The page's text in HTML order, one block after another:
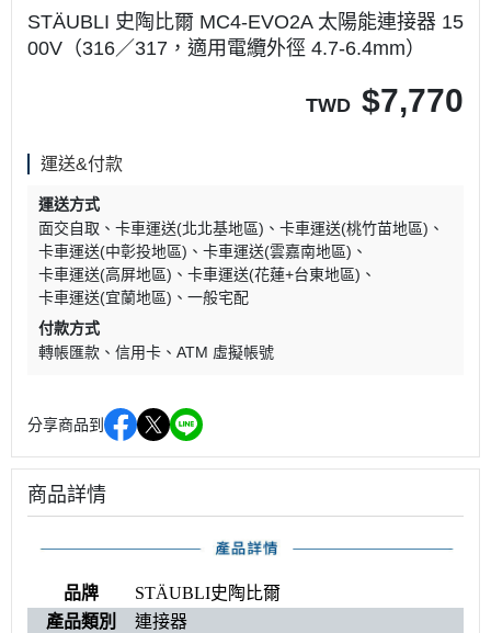
STÄUBLI 史陶比爾 MC4-EVO2A 太陽能連接器 15
00V（316／317，適用電纜外徑 4.7-6.4mm）
TWD $7,770
運送&付款
運送方式
面交自取
卡車運送(北北基地區)
卡車運送(桃竹苗地區)
卡車運送(中彰投地區)
卡車運送(雲嘉南地區)
卡車運送(高屏地區)
卡車運送(花蓮+台東地區)
卡車運送(宜蘭地區)
一般宅配
付款方式
轉帳匯款
信用卡 ATM 虛擬帳號
分享商品到
商品詳情
品牌
STÄUBLI史陶比爾
產品類別
連接器